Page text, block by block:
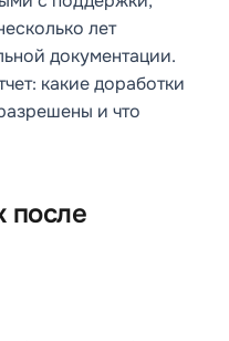
лет
документации.
какие доработки
и что
после